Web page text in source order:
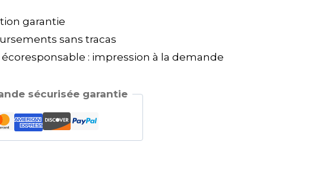
garantie
sans tracas
: impression à la demande
sécurisée garantie